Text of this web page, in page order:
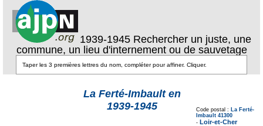
1939-1945 Rechercher un juste, une
commune, un lieu d'internement ou de sauvetage
La Ferté-Imbault en
1939-1945
Code postal : La Ferté-
Imbault 41300
- Loir-et-Cher